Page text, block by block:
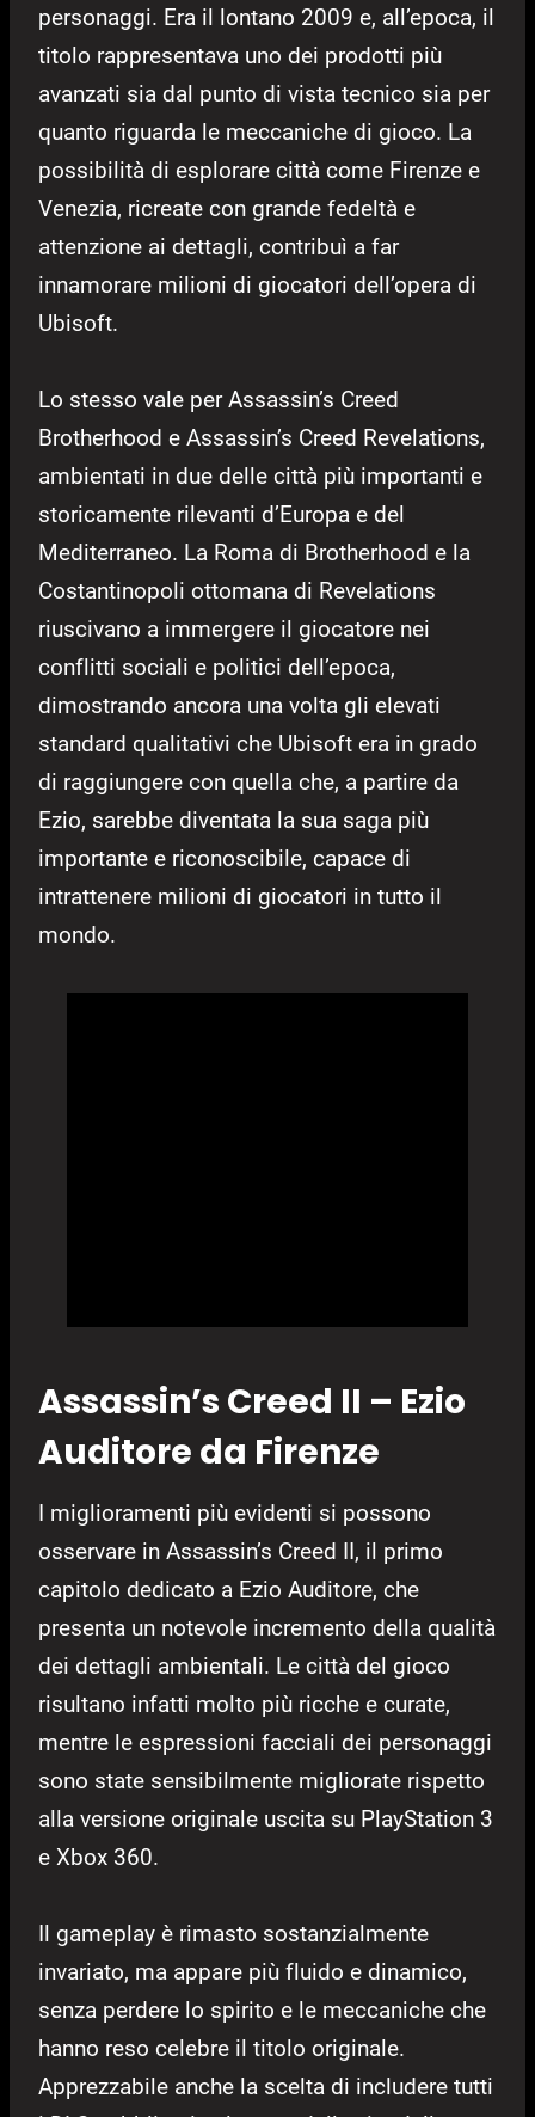
personaggi. Era il lontano 2009 e, all’epoca, il
titolo rappresentava uno dei prodotti più
avanzati sia dal punto di vista tecnico sia per
quanto riguarda le meccaniche di gioco. La
possibilità di esplorare città come Firenze e
Venezia, ricreate con grande fedeltà e
attenzione ai dettagli, contribuì a far
innamorare milioni di giocatori dell’opera di
Ubisoft.
Lo stesso vale per Assassin’s Creed
Brotherhood e Assassin’s Creed Revelations,
ambientati in due delle città più importanti e
storicamente rilevanti d’Europa e del
Mediterraneo. La Roma di Brotherhood e la
Costantinopoli ottomana di Revelations
riuscivano a immergere il giocatore nei
conflitti sociali e politici dell’epoca,
dimostrando ancora una volta gli elevati
standard qualitativi che Ubisoft era in grado
di raggiungere con quella che, a partire da
Ezio, sarebbe diventata la sua saga più
importante e riconoscibile, capace di
intrattenere milioni di giocatori in tutto il
mondo.
Assassin’s Creed II – Ezio
Auditore da Firenze
I miglioramenti più evidenti si possono
osservare in Assassin’s Creed II, il primo
capitolo dedicato a Ezio Auditore, che
presenta un notevole incremento della qualità
dei dettagli ambientali. Le città del gioco
risultano infatti molto più ricche e curate,
mentre le espressioni facciali dei personaggi
sono state sensibilmente migliorate rispetto
alla versione originale uscita su PlayStation 3
e Xbox 360.
Il gameplay è rimasto sostanzialmente
invariato, ma appare più fluido e dinamico,
senza perdere lo spirito e le meccaniche che
hanno reso celebre il titolo originale.
Apprezzabile anche la scelta di includere tutti